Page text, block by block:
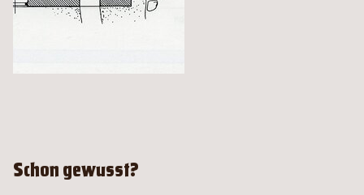
Schon gewusst?